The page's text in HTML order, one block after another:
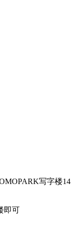
写字楼14
即可